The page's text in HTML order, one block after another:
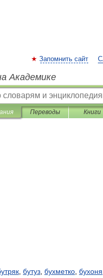
Запомнить сайт
Академике
Переводы Книги
бутуз бухметко бухоня